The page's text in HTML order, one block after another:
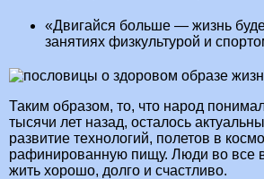
«Двигайся больше — жизнь
занятиях физкультурой и
Таким образом, то, что народ
тысячи лет назад, осталось
развитие технологий, полетов в
рафинированную пищу. Люди во все
жить хорошо, долго и счастливо.